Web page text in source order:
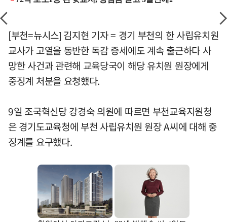
[부천=뉴시스] 김지현 기자 = 경기 부천의 한 사립유치원
교사가 고열을 동반한 독감 증세에도 계속 출근하다 사
망한 사건과 관련해 교육당국이 해당 유치원 원장에게
중징계 처분을 요청했다.
9일 조국혁신당 강경숙 의원에 따르면 부천교육지원청
은 경기도교육청에 부천 사립유치원 원장 A씨에 대해 중
징계를 요구했다.